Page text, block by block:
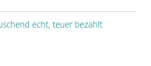
echt, teuer bezahlt